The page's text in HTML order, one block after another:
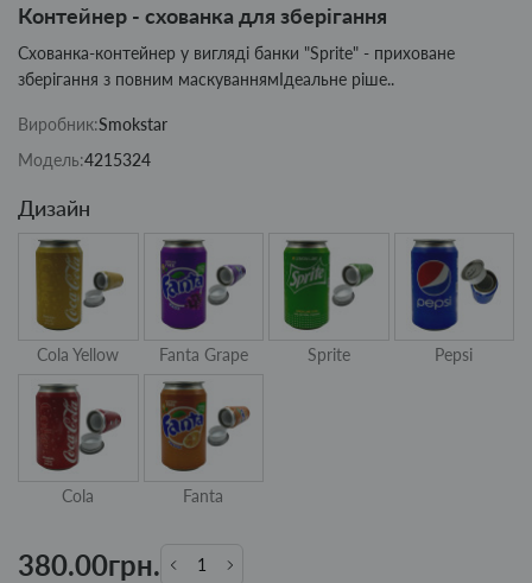
Контейнер - схованка для зберігання
Схованка-контейнер у вигляді банки "Sprite" - приховане
зберігання з повним маскуваннямІдеальне ріше..
Виробник:Smokstar
Модель:4215324
Дизайн
Cola Yellow Fanta Grape Sprite Pepsi
Cola Fanta
380.00грн.